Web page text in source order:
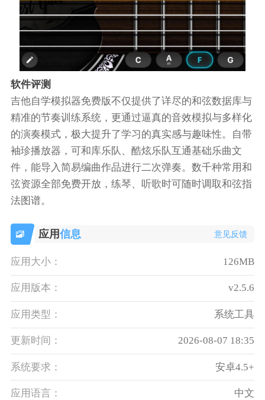
软件评测
吉他自学模拟器免费版不仅提供了详尽的和弦数据库与
精准的节奏训练系统，更通过逼真的音效模拟与多样化
的演奏模式，极大提升了学习的真实感与趣味性。自带
袖珍播放器，可和库乐队、酷炫乐队互通基础乐曲文
件，能导入简易编曲作品进行二次弹奏。数千种常用和
弦资源全部免费开放，练琴、听歌时可随时调取和弦指
法图谱。
应用信息 意见反馈
应用大小： 126MB
应用版本： v2.5.6
应用类型： 系统工具
更新时间： 2026-08-07 18:35
系统要求： 安卓4.5+
应用语言： 中文